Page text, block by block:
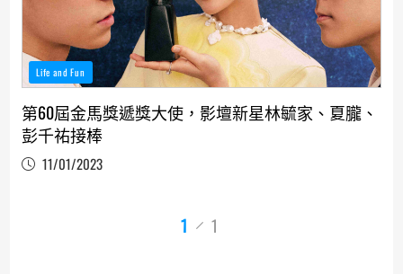
Life and Fun
第60屆金馬獎遞獎大使，影壇新星林毓家、夏朧、
彭千祐接棒
11/01/2023
1 1